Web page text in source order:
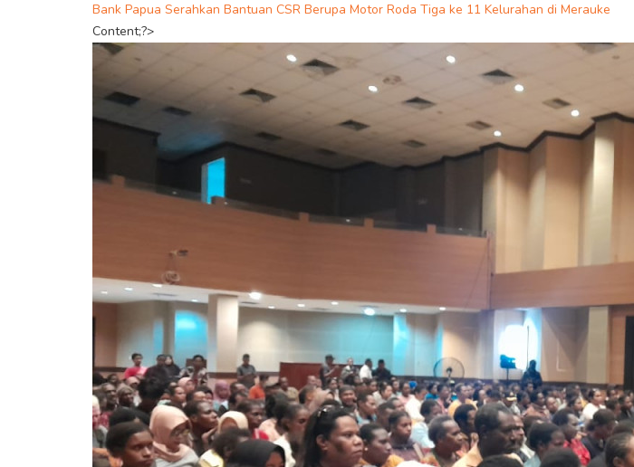
Bank Papua Serahkan Bantuan CSR Berupa Motor Roda Tiga ke 11 Kelurahan di Merauke
Content;?>